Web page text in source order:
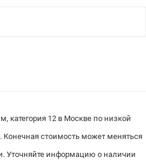
категория 12 в Москве по низкой
стоимость может меняться
Уточняйте информацию о наличии